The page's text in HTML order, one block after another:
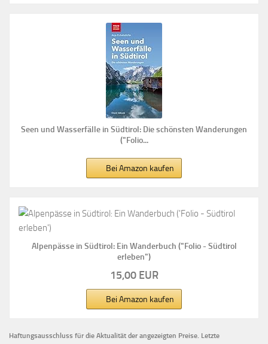
Seen und Wasserfälle in Südtirol: Die schönsten Wanderungen
("Folio...
Bei Amazon kaufen
Alpenpässe in Südtirol: Ein Wanderbuch ("Folio - Südtirol
erleben")
15,00 EUR
Bei Amazon kaufen
Haftungsausschluss für die Aktualität der angezeigten Preise. Letzte